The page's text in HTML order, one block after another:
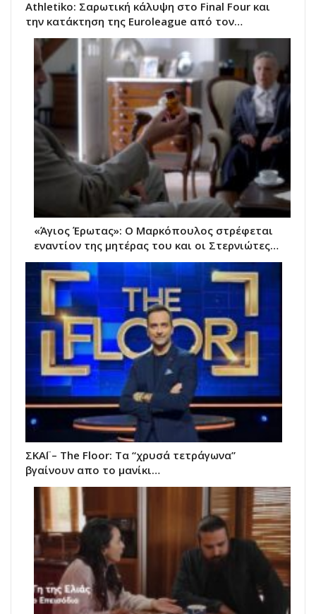
Athletiko: Σαρωτική κάλυψη στο Final Four και
την κατάκτηση της Euroleague από τον…
«Άγιος Έρωτας»: Ο Μαρκόπουλος στρέφεται
εναντίον της μητέρας του και οι Στερνιώτες…
ΣΚΑΪ – The Floor: Τα “χρυσά τετράγωνα”
βγαίνουν απο το μανίκι…